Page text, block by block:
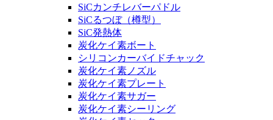
SiCカンチレバーパドル
SiCるつぼ（樽型）
SiC発熱体
炭化ケイ素ボート
シリコンカーバイドチャック
炭化ケイ素ノズル
炭化ケイ素プレート
炭化ケイ素サガー
炭化ケイ素シーリング